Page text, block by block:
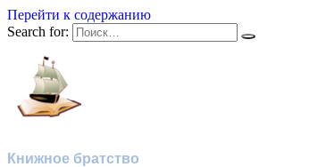
Перейти к содержанию
Search for:
Книжное братство